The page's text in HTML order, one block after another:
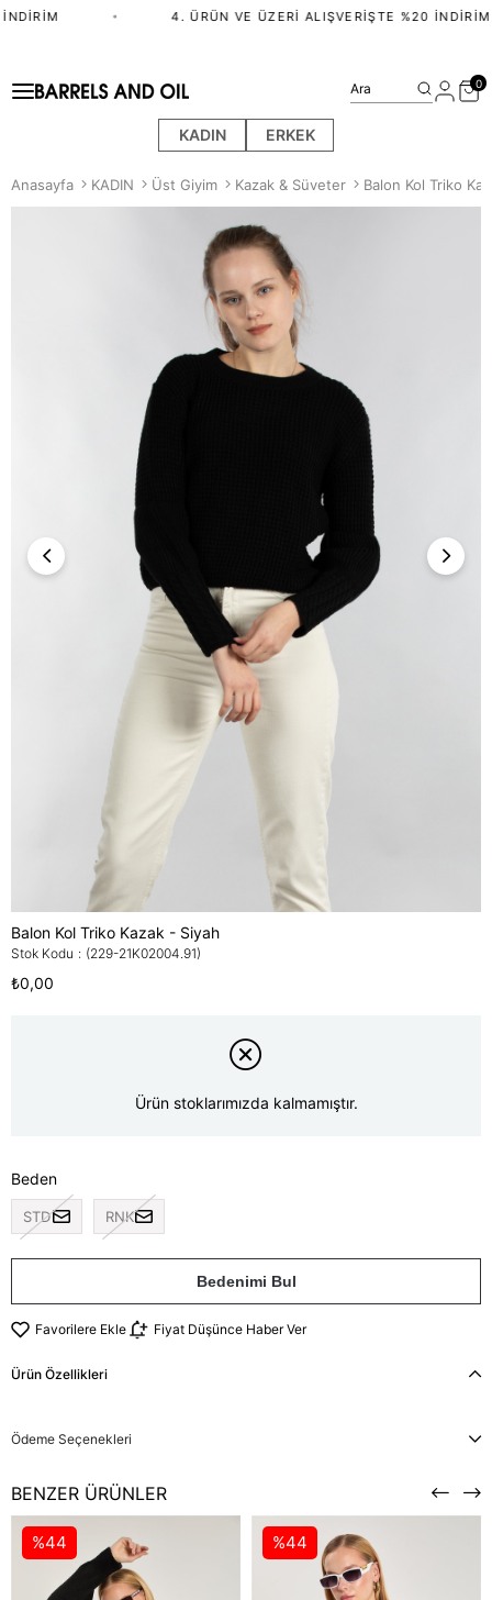
4. ÜRÜN VE ÜZERI ALIŞVERIŞTE %20 İNDIRIM
KADIN ERKEK
Ara 0
Anasayfa KADIN Üst Giyim Kazak & Süveter Balon Kol Triko
Balon Kol Triko Kazak - Siyah
Stok Kodu (229-21K02004.91)
₺0,00
Ürün stoklarımızda kalmamıştır.
Beden
STD RNK
Bedenimi Bul
Favorilere Ekle Fiyat Düşünce Haber Ver
Ürün Özellikleri
Ödeme Seçenekleri
BENZER ÜRÜNLER
%44 %44